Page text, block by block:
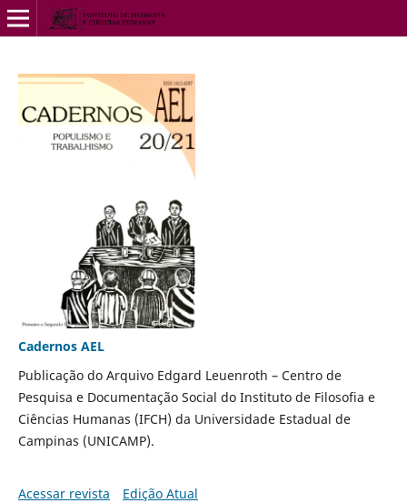
Cadernos AEL
Publicação do Arquivo Edgard Leuenroth – Centro de
Pesquisa e Documentação Social do Instituto de Filosofia e
Ciências Humanas (IFCH) da Universidade Estadual de
Campinas (UNICAMP).
Acessar revista Edição Atual